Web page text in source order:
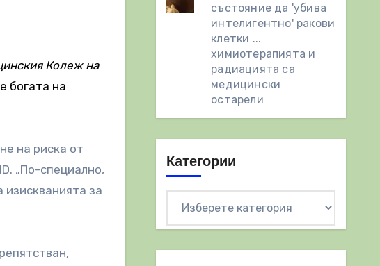
Колеж на
богата на
на риска от
„По-специално,
изискванията за
състояние да 'убива
интелигентно' ракови
клетки ...
химиотерапията и
радиацията са
медицински
остарели
Категории